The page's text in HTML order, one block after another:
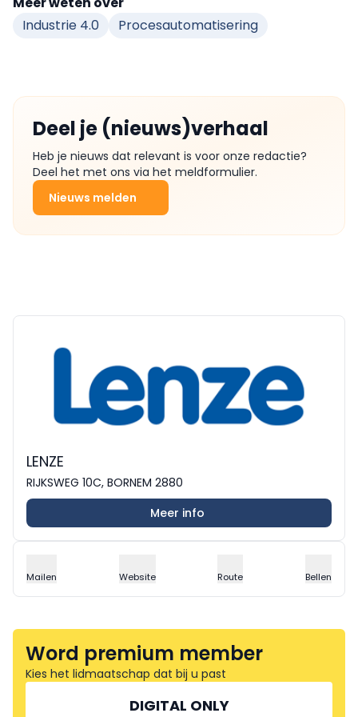
Industrie 4.0
Procesautomatisering
Deel je (nieuws)verhaal
Heb je nieuws dat relevant is voor onze redactie?
Deel het met ons via het meldformulier.
Nieuws melden
LENZE
RIJKSWEG 10C, BORNEM 2880
Meer info
Mailen Website Route Bellen
Word premium member
Kies het lidmaatschap dat bij u past
DIGITAL ONLY